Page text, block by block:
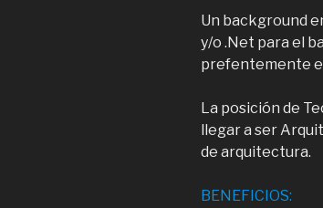
Un background
y/o .Net para el
prefentemente
La posición de
llegar a ser
de arquitectura.
BENEFICIOS: